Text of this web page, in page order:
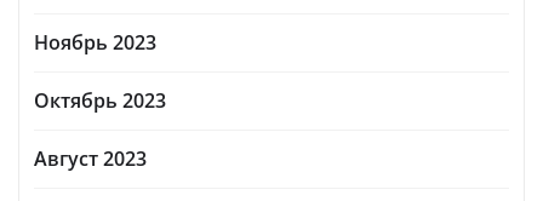
Ноябрь 2023
Октябрь 2023
Август 2023